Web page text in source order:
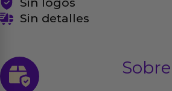
Sin logos
Sin detalles